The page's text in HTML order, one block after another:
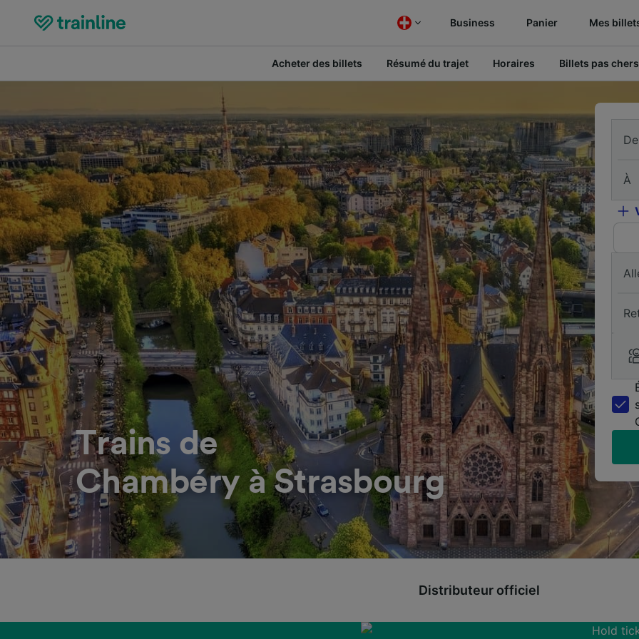
Business Panier Mes
Acheter des billets Résumé du trajet Horaires Billets pas chers
Trains de
Chambéry à Strasbourg
De
À
Distributeur officiel